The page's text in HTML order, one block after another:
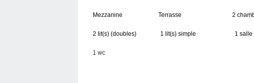
Mezzanine Terrasse 2
2 lit(s) (doubles) 1 lit(s) simple 1 salle de
1 wc